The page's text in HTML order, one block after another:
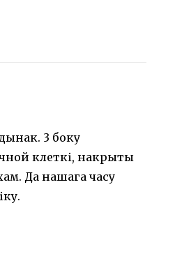
3 боку
клеткі, накрыты
Да нашага часу